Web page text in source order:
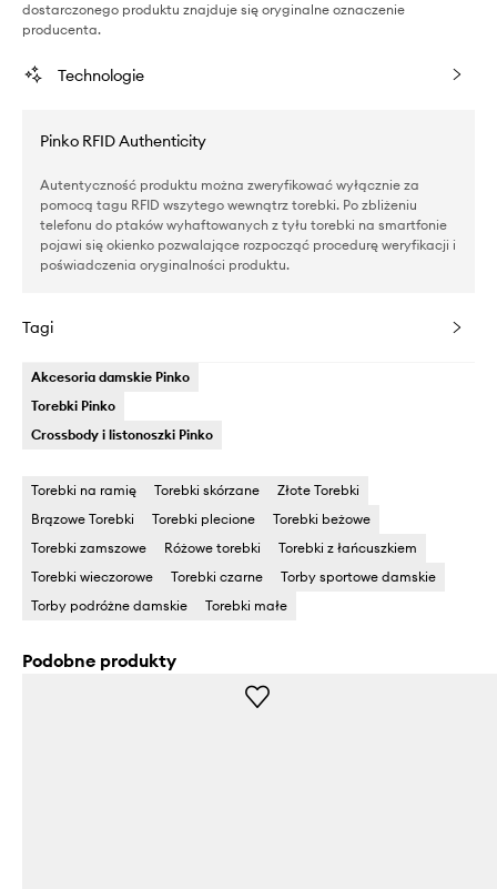
dostarczonego produktu znajduje się oryginalne oznaczenie
producenta.
Technologie
Pinko RFID Authenticity
Autentyczność produktu można zweryfikować wyłącznie za
pomocą tagu RFID wszytego wewnątrz torebki. Po zbliżeniu
telefonu do ptaków wyhaftowanych z tyłu torebki na smartfonie
pojawi się okienko pozwalające rozpocząć procedurę weryfikacji i
poświadczenia oryginalności produktu.
Tagi
Akcesoria damskie Pinko
Torebki Pinko
Crossbody i listonoszki Pinko
Torebki na ramię Torebki skórzane
Złote Torebki
Brązowe Torebki
Torebki plecione
Torebki beżowe
Torebki zamszowe
Różowe torebki
Torebki z łańcuszkiem
Torebki wieczorowe
Torebki czarne
Torby sportowe damskie
Torby podróżne damskie
Torebki małe
Podobne produkty